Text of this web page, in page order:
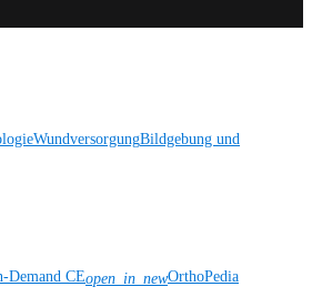
WundversorgungBildgebung und
Demand CEopen_in_newOrthoPedia